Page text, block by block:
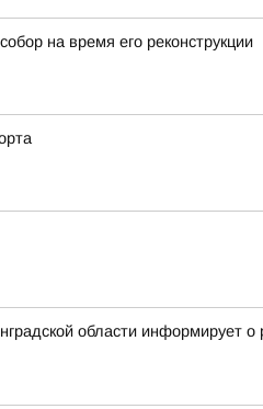
на время его реконструкции
области информирует